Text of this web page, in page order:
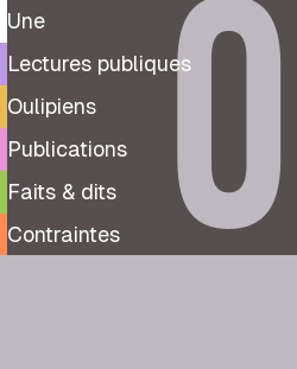
Une
Lectures publiques
Oulipiens
Publications
Faits & dits
Contraintes